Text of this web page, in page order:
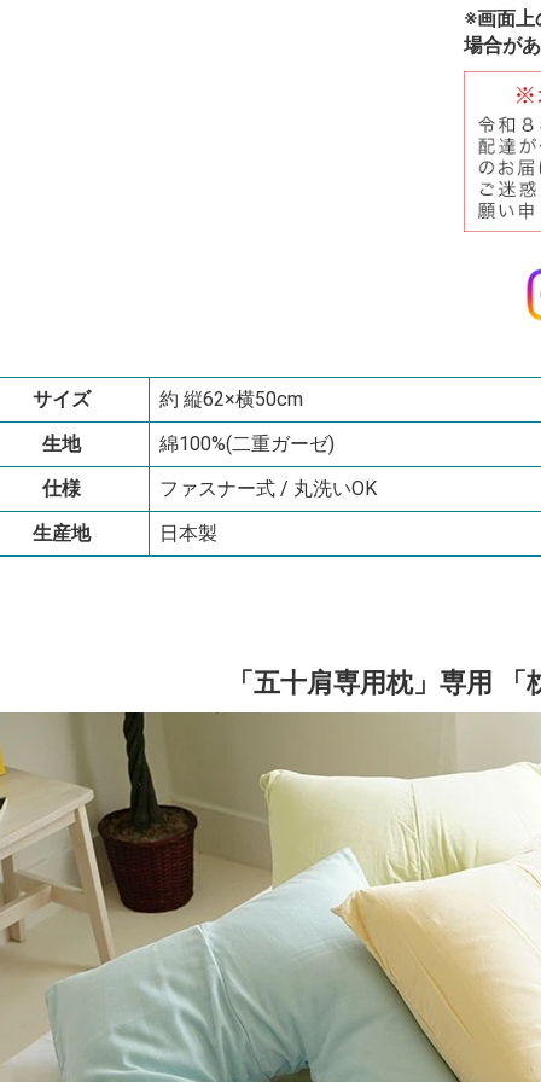
※画面上
場合が
サイズ
約 縦62×横50cm
生地
綿100%(二重ガーゼ)
仕様
ファスナー式 / 丸洗いOK
生産地
日本製
「五十肩専用枕」専用